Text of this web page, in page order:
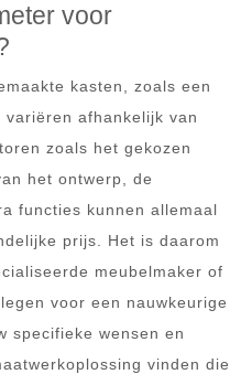
voor
kasten, zoals een
afhankelijk van
zoals het gekozen
het ontwerp, de
functies kunnen allemaal
prijs. Het is daarom
meubelmaker of
voor een nauwkeurige
specifieke wensen en
vinden die